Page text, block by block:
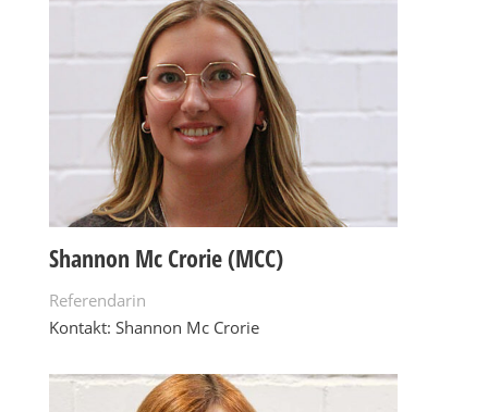
Shannon Mc Crorie (MCC)
Referendarin
Kontakt: Shannon Mc Crorie